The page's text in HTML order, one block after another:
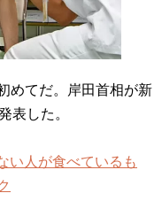
めてだ。岸田首相が新
表した。
い人が食べているも